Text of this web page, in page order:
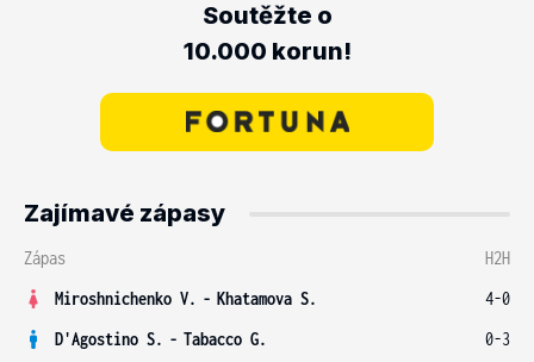
Soutěžte o
10.000 korun!
Zajímavé zápasy
Zápas
H2H
Miroshnichenko V. - Khatamova S.
4-0
D'Agostino S. - Tabacco G.
0-3